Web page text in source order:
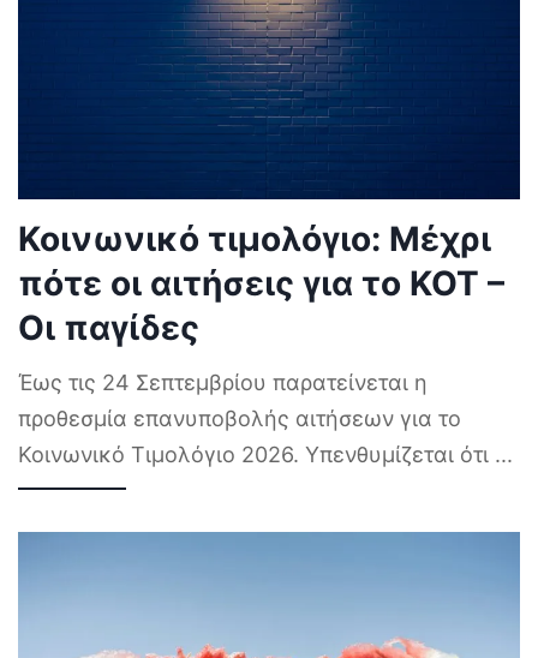
Κοινωνικό τιμολόγιο: Μέχρι
πότε οι αιτήσεις για το ΚΟΤ –
Οι παγίδες
Έως τις 24 Σεπτεμβρίου παρατείνεται η
προθεσμία επανυποβολής αιτήσεων για το
Κοινωνικό Τιμολόγιο 2026. Υπενθυμίζεται ότι ...